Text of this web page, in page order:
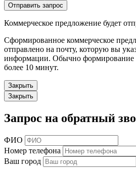
Отправить запрос
Коммерческое предложение будет
Сформированное коммерческое
отправлено на почту, которую вы
информации. Обычно формирование
более 10 минут.
Закрыть
Закрыть
Запрос на обратный
ФИО
Номер телефона
Ваш город